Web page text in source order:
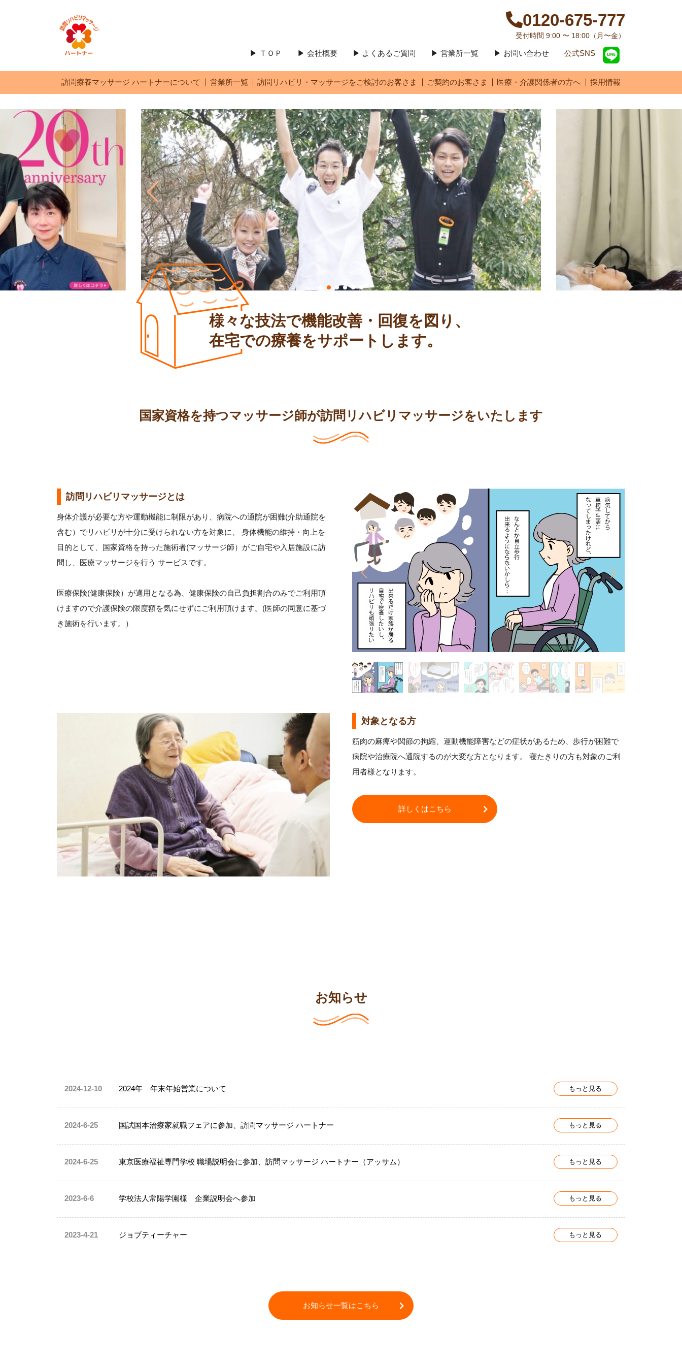
0120-675-777
受付時間 9:00 〜 18:00（月〜金）
▶ ＴＯＰ ▶ 会社概要 ▶ よくあるご質問 ▶ 営業所一覧 ▶ お問い合わせ 公式SNS
訪問療養マッサージ ハートナーについて 営業所一覧 訪問リハビリ・マッサージをご検討のお客さま ご契約のお客さま 医療・介護関係者の方へ 採用情報
様々な技法で機能改善・回復を図り、
在宅での療養をサポートします。
国家資格を持つマッサージ師が訪問リハビリマッサージをいたします
訪問リハビリマッサージとは
身体介護が必要な方や運動機能に制限があり、病院への通院が困難(介助通院を
含む）でリハビリが十分に受けられない方を対象に、 身体機能の維持・向上を
目的として、国家資格を持った施術者(マッサージ師）がご自宅や入居施設に訪
問し、医療マッサージを行う サービスです。
医療保険(健康保険）が適用となる為、健康保険の自己負担割合のみでご利用頂
けますので介護保険の限度額を気にせずにご利用頂けます。(医師の同意に基づ
き施術を行います。）
対象となる方
筋肉の麻痺や関節の拘縮、運動機能障害などの症状があるため、歩行が困難で
病院や治療院へ通院するのが大変な方となります。 寝たきりの方も対象のご利
用者様となります。
詳しくはこちら
お知らせ
2024-12-10 2024年 年末年始営業について もっと見る
2024-6-25 国試国本治療家就職フェアに参加、訪問マッサージ ハートナー もっと見る
2024-6-25 東京医療福祉専門学校 職場説明会に参加、訪問マッサージ ハートナー（アッサム） もっと見る
2023-6-6 学校法人常陽学園様 企業説明会へ参加 もっと見る
2023-4-21 ジョブティーチャー もっと見る
お知らせ一覧はこちら